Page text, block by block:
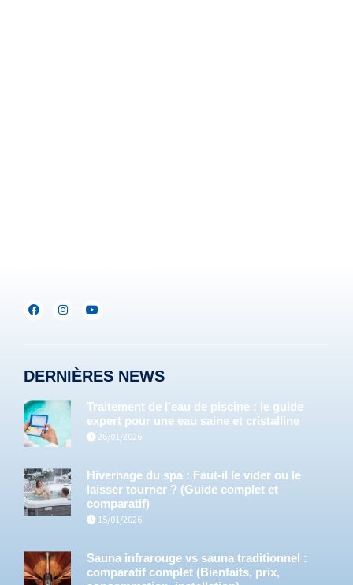
DERNIÈRES NEWS
Traitement de l’eau de piscine : le guide
expert pour une eau saine et cristalline
26/01/2026
Hivernage du spa : Faut-il le vider ou le
laisser tourner ? (Guide complet et
comparatif)
15/01/2026
Sauna infrarouge vs sauna traditionnel :
comparatif complet (Bienfaits, prix,